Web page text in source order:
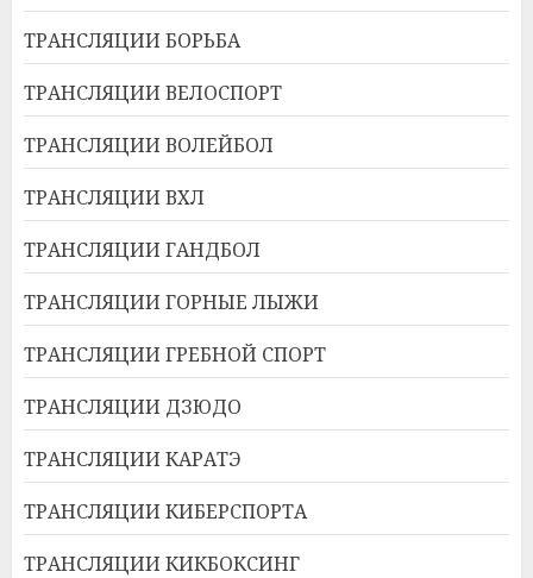
ТРАНСЛЯЦИИ БОРЬБА
ТРАНСЛЯЦИИ ВЕЛОСПОРТ
ТРАНСЛЯЦИИ ВОЛЕЙБОЛ
ТРАНСЛЯЦИИ ВХЛ
ТРАНСЛЯЦИИ ГАНДБОЛ
ТРАНСЛЯЦИИ ГОРНЫЕ ЛЫЖИ
ТРАНСЛЯЦИИ ГРЕБНОЙ СПОРТ
ТРАНСЛЯЦИИ ДЗЮДО
ТРАНСЛЯЦИИ КАРАТЭ
ТРАНСЛЯЦИИ КИБЕРСПОРТА
ТРАНСЛЯЦИИ КИКБОКСИНГ